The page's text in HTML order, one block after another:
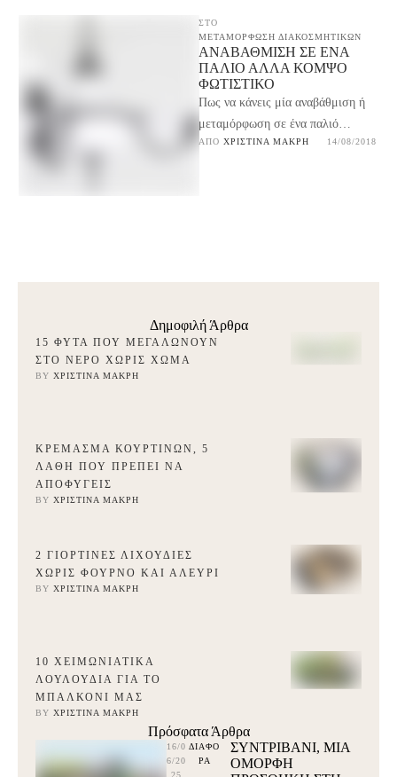
ΣΤΟ
ΜΕΤΑΜΟΡΦΩΣΗ ΔΙΑΚΟΣΜΗΤΙΚΩΝ
ΑΝΑΒΆΘΜΙΣΗ ΣΕ ΈΝΑ
ΠΑΛΙΌ ΑΛΛΆ ΚΟΜΨΌ
ΦΩΤΙΣΤΙΚΌ
Πως να κάνεις μία αναβάθμιση ή
μεταμόρφωση σε ένα παλιό
φωτιστικό που δεν σου αρέσει πια
ΑΠΌ ΧΡΙΣΤΊΝΑ ΜΑΚΡΉ 14/08/2018
Δημοφιλή Άρθρα
15 ΦΥΤΆ ΠΟΥ ΜΕΓΑΛΏΝΟΥΝ
ΣΤΟ ΝΕΡΌ ΧΩΡΊΣ ΧΏΜΑ
BY ΧΡΙΣΤΊΝΑ ΜΑΚΡΉ
ΚΡΈΜΑΣΜΑ ΚΟΥΡΤΙΝΏΝ, 5
ΛΆΘΗ ΠΟΥ ΠΡΈΠΕΙ ΝΑ
ΑΠΟΦΎΓΕΙΣ
BY ΧΡΙΣΤΊΝΑ ΜΑΚΡΉ
2 ΓΙΟΡΤΙΝΈΣ ΛΙΧΟΥΔΙΈΣ
ΧΩΡΊΣ ΦΟΎΡΝΟ ΚΑΙ ΑΛΕΎΡΙ
BY ΧΡΙΣΤΊΝΑ ΜΑΚΡΉ
10 ΧΕΙΜΩΝΙΆΤΙΚΑ
ΛΟΥΛΟΎΔΙΑ ΓΙΑ ΤΟ
ΜΠΑΛΚΌΝΙ ΜΑΣ
BY ΧΡΙΣΤΊΝΑ ΜΑΚΡΉ
Πρόσφατα Άρθρα
16/0
6/20
25
ΔΙΑΦΟ
ΡΑ
ΣΥΝΤΡΙΒΑΝΙ, ΜΙΑ
ΟΜΟΡΦΗ